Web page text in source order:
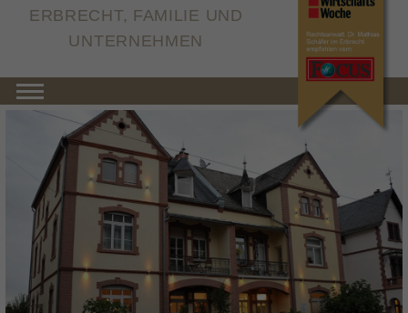
ERBRECHT, FAMILIE UND
UNTERNEHMEN
Toggle navigation